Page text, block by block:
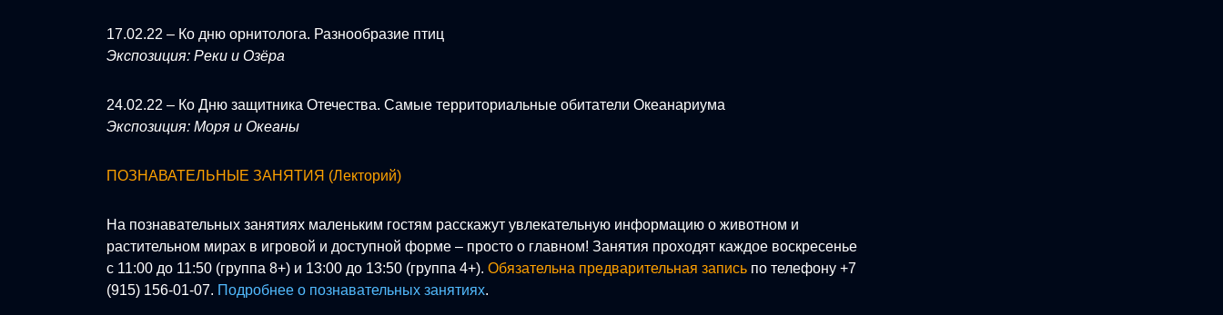
17.02.22 – Ко дню орнитолога. Разнообразие птиц
Экспозиция: Реки и Озёра
24.02.22 – Ко Дню защитника Отечества. Самые территориальные обитатели Океанариума
Экспозиция: Моря и Океаны
ПОЗНАВАТЕЛЬНЫЕ ЗАНЯТИЯ (Лекторий)
На познавательных занятиях маленьким гостям расскажут увлекательную информацию о животном и
растительном мирах в игровой и доступной форме – просто о главном! Занятия проходят каждое воскресенье
с 11:00 до 11:50 (группа 8+) и 13:00 до 13:50 (группа 4+). Обязательна предварительная запись по телефону +7
(915) 156-01-07. Подробнее о познавательных занятиях.